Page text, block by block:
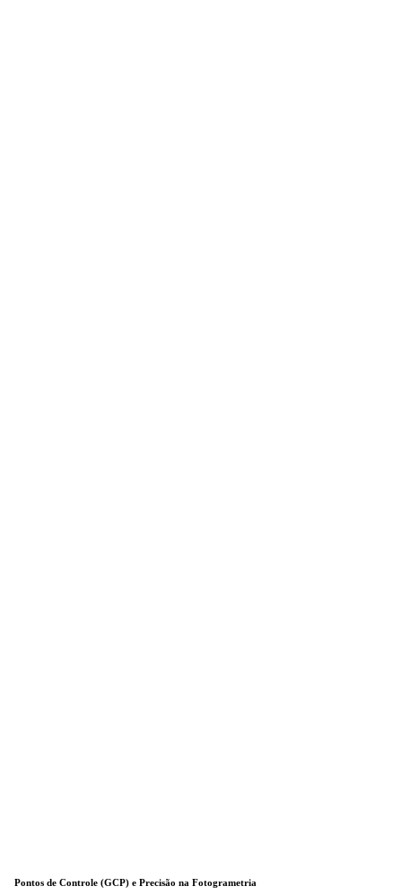
Pontos de Controle (GCP) e Precisão na Fotogrametria